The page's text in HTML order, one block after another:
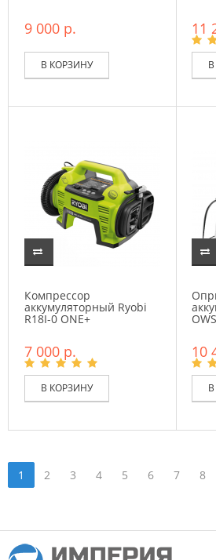
9 000 р.
В КОРЗИНУ
11
Компрессор
аккумуляторный Ryobi
R18I-0 ONE+
7 000 р.
В КОРЗИНУ
10
1 2 3 4 5 6 7 8